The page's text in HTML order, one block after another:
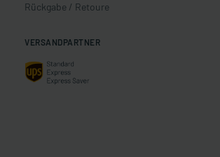
Rückgabe / Retoure
VERSANDPARTNER